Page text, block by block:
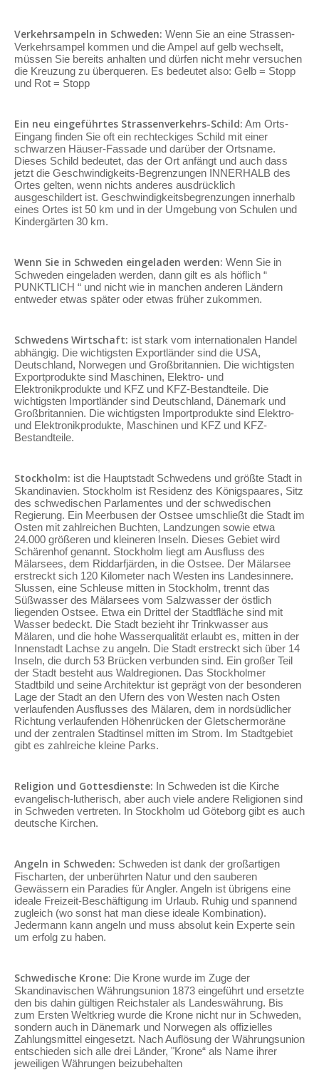
Verkehrsampeln in Schweden: Wenn Sie an eine Strassen-
Verkehrsampel kommen und die Ampel auf gelb wechselt,
müssen Sie bereits anhalten und dürfen nicht mehr versuchen
die Kreuzung zu überqueren. Es bedeutet also: Gelb = Stopp
und Rot = Stopp
Ein neu eingeführtes Strassenverkehrs-Schild: Am Orts-
Eingang finden Sie oft ein rechteckiges Schild mit einer
schwarzen Häuser-Fassade und darüber der Ortsname.
Dieses Schild bedeutet, das der Ort anfängt und auch dass
jetzt die Geschwindigkeits-Begrenzungen INNERHALB des
Ortes gelten, wenn nichts anderes ausdrücklich
ausgeschildert ist. Geschwindigkeitsbegrenzungen innerhalb
eines Ortes ist 50 km und in der Umgebung von Schulen und
Kindergärten 30 km.
Wenn Sie in Schweden eingeladen werden: Wenn Sie in
Schweden eingeladen werden, dann gilt es als höflich “
PUNKTLICH “ und nicht wie in manchen anderen Ländern
entweder etwas später oder etwas früher zukommen.
Schwedens Wirtschaft: ist stark vom internationalen Handel
abhängig. Die wichtigsten Exportländer sind die USA,
Deutschland, Norwegen und Großbritannien. Die wichtigsten
Exportprodukte sind Maschinen, Elektro- und
Elektronikprodukte und KFZ und KFZ-Bestandteile. Die
wichtigsten Importländer sind Deutschland, Dänemark und
Großbritannien. Die wichtigsten Importprodukte sind Elektro-
und Elektronikprodukte, Maschinen und KFZ und KFZ-
Bestandteile.
Stockholm: ist die Hauptstadt Schwedens und größte Stadt in
Skandinavien. Stockholm ist Residenz des Königspaares, Sitz
des schwedischen Parlamentes und der schwedischen
Regierung. Ein Meerbusen der Ostsee umschließt die Stadt im
Osten mit zahlreichen Buchten, Landzungen sowie etwa
24.000 größeren und kleineren Inseln. Dieses Gebiet wird
Schärenhof genannt. Stockholm liegt am Ausfluss des
Mälarsees, dem Riddarfjärden, in die Ostsee. Der Mälarsee
erstreckt sich 120 Kilometer nach Westen ins Landesinnere.
Slussen, eine Schleuse mitten in Stockholm, trennt das
Süßwasser des Mälarsees vom Salzwasser der östlich
liegenden Ostsee. Etwa ein Drittel der Stadtfläche sind mit
Wasser bedeckt. Die Stadt bezieht ihr Trinkwasser aus
Mälaren, und die hohe Wasserqualität erlaubt es, mitten in der
Innenstadt Lachse zu angeln. Die Stadt erstreckt sich über 14
Inseln, die durch 53 Brücken verbunden sind. Ein großer Teil
der Stadt besteht aus Waldregionen. Das Stockholmer
Stadtbild und seine Architektur ist geprägt von der besonderen
Lage der Stadt an den Ufern des von Westen nach Osten
verlaufenden Ausflusses des Mälaren, dem in nordsüdlicher
Richtung verlaufenden Höhenrücken der Gletschermoräne
und der zentralen Stadtinsel mitten im Strom. Im Stadtgebiet
gibt es zahlreiche kleine Parks.
Religion und Gottesdienste: In Schweden ist die Kirche
evangelisch-lutherisch, aber auch viele andere Religionen sind
in Schweden vertreten. In Stockholm ud Göteborg gibt es auch
deutsche Kirchen.
Angeln in Schweden: Schweden ist dank der großartigen
Fischarten, der unberührten Natur und den sauberen
Gewässern ein Paradies für Angler. Angeln ist übrigens eine
ideale Freizeit-Beschäftigung im Urlaub. Ruhig und spannend
zugleich (wo sonst hat man diese ideale Kombination).
Jedermann kann angeln und muss absolut kein Experte sein
um erfolg zu haben.
Schwedische Krone: Die Krone wurde im Zuge der
Skandinavischen Währungsunion 1873 eingeführt und ersetzte
den bis dahin gültigen Reichstaler als Landeswährung. Bis
zum Ersten Weltkrieg wurde die Krone nicht nur in Schweden,
sondern auch in Dänemark und Norwegen als offizielles
Zahlungsmittel eingesetzt. Nach Auflösung der Währungsunion
entschieden sich alle drei Länder, "Krone“ als Name ihrer
jeweiligen Währungen beizubehalten